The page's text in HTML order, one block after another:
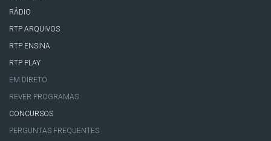
RÁDIO
RTP ARQUIVOS
RTP ENSINA
RTP PLAY
EM DIRETO
REVER PROGRAMAS
CONCURSOS
PERGUNTAS FREQUENTES